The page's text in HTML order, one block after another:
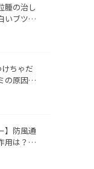
腫の治し
いブツブ
ちゃだ
の原因に
】防風通
用は？長